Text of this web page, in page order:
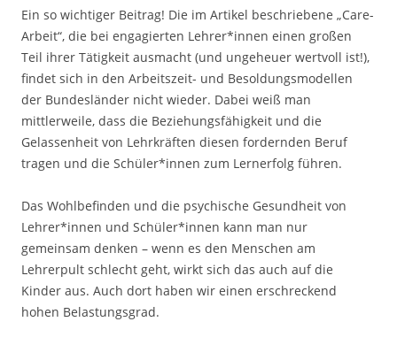
Ein so wichtiger Beitrag! Die im Artikel beschriebene „Care-
Arbeit“, die bei engagierten Lehrer*innen einen großen
Teil ihrer Tätigkeit ausmacht (und ungeheuer wertvoll ist!),
findet sich in den Arbeitszeit- und Besoldungsmodellen
der Bundesländer nicht wieder. Dabei weiß man
mittlerweile, dass die Beziehungsfähigkeit und die
Gelassenheit von Lehrkräften diesen fordernden Beruf
tragen und die Schüler*innen zum Lernerfolg führen.
Das Wohlbefinden und die psychische Gesundheit von
Lehrer*innen und Schüler*innen kann man nur
gemeinsam denken – wenn es den Menschen am
Lehrerpult schlecht geht, wirkt sich das auch auf die
Kinder aus. Auch dort haben wir einen erschreckend
hohen Belastungsgrad.